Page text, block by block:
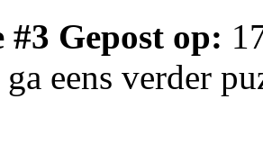
#3 Gepost op:
eens verder